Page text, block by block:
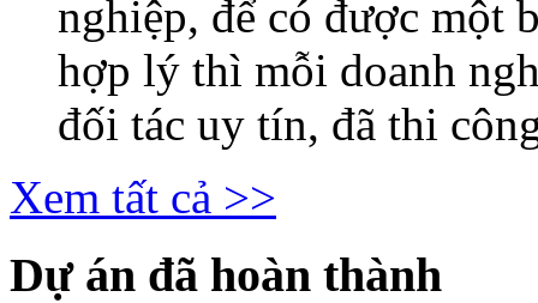
nghiệp, để có được một
hợp lý thì mỗi doanh
đối tác uy tín, đã thi
Xem tất cả >>
Dự án đã hoàn thành